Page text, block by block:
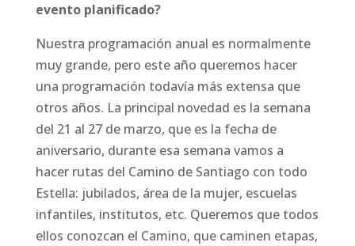
evento planificado?
Nuestra programación anual es normalmente
muy grande, pero este año queremos hacer
una programación todavía más extensa que
otros años. La principal novedad es la semana
del 21 al 27 de marzo, que es la fecha de
aniversario, durante esa semana vamos a
hacer rutas del Camino de Santiago con todo
Estella: jubilados, área de la mujer, escuelas
infantiles, institutos, etc. Queremos que todos
ellos conozcan el Camino, que caminen etapas,